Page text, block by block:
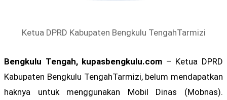
Ketua DPRD Kabupaten Bengkulu TengahTarmizi
Bengkulu Tengah, kupasbengkulu.com – Ketua DPRD
Kabupaten Bengkulu TengahTarmizi, belum mendapatkan
haknya untuk menggunakan Mobil Dinas (Mobnas).